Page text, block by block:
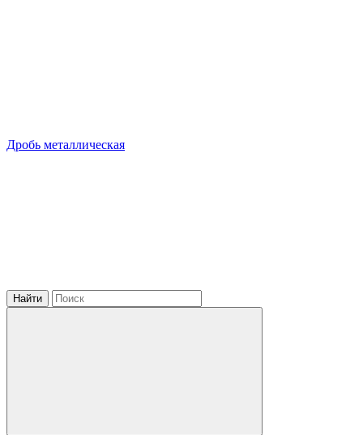
Дробь металлическая
Найти